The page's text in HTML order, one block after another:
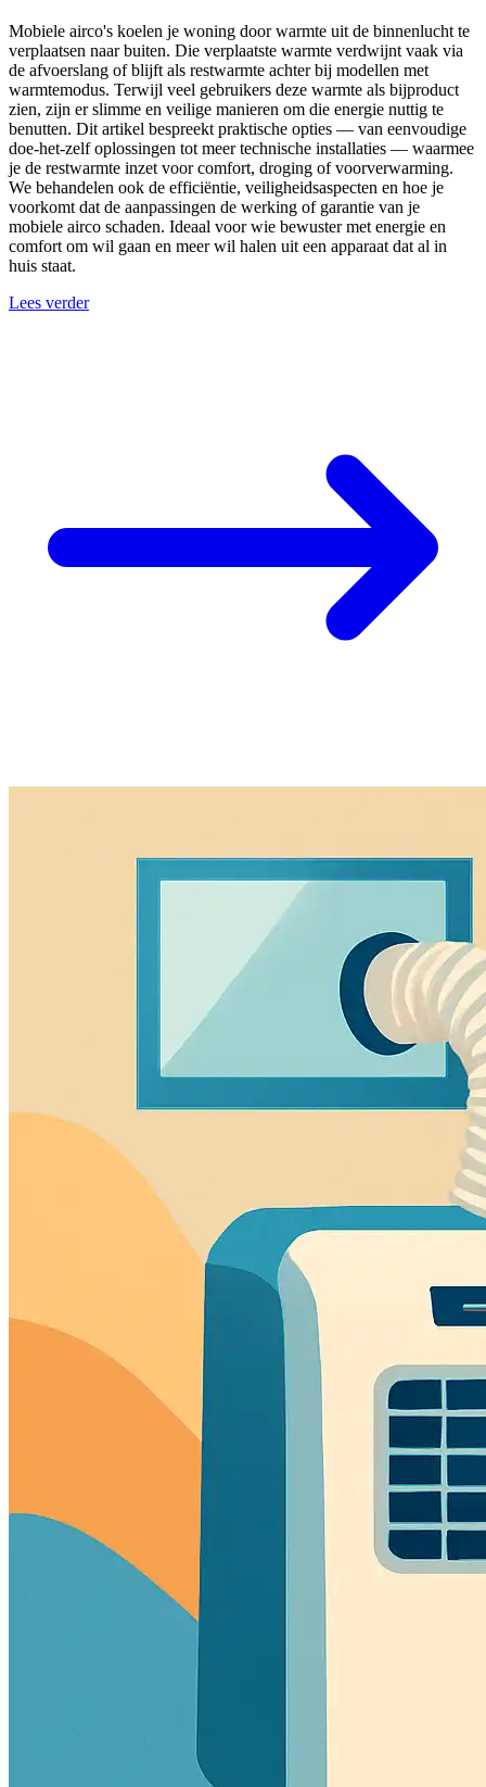
Mobiele airco's koelen je woning door warmte uit de binnenlucht te
verplaatsen naar buiten. Die verplaatste warmte verdwijnt vaak via
de afvoerslang of blijft als restwarmte achter bij modellen met
warmtemodus. Terwijl veel gebruikers deze warmte als bijproduct
zien, zijn er slimme en veilige manieren om die energie nuttig te
benutten. Dit artikel bespreekt praktische opties — van eenvoudige
doe‑het‑zelf oplossingen tot meer technische installaties — waarmee
je de restwarmte inzet voor comfort, droging of voorverwarming.
We behandelen ook de efficiëntie, veiligheidsaspecten en hoe je
voorkomt dat de aanpassingen de werking of garantie van je
mobiele airco schaden. Ideaal voor wie bewuster met energie en
comfort om wil gaan en meer wil halen uit een apparaat dat al in
huis staat.
Lees verder